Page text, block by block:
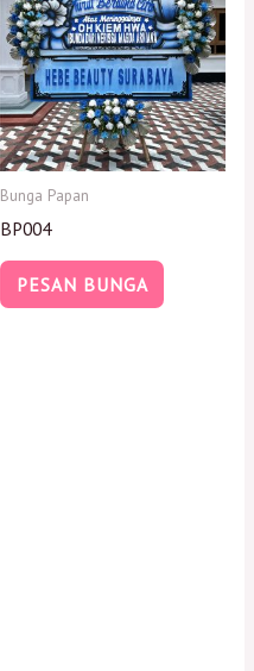
Bunga Papan
BP004
PESAN BUNGA